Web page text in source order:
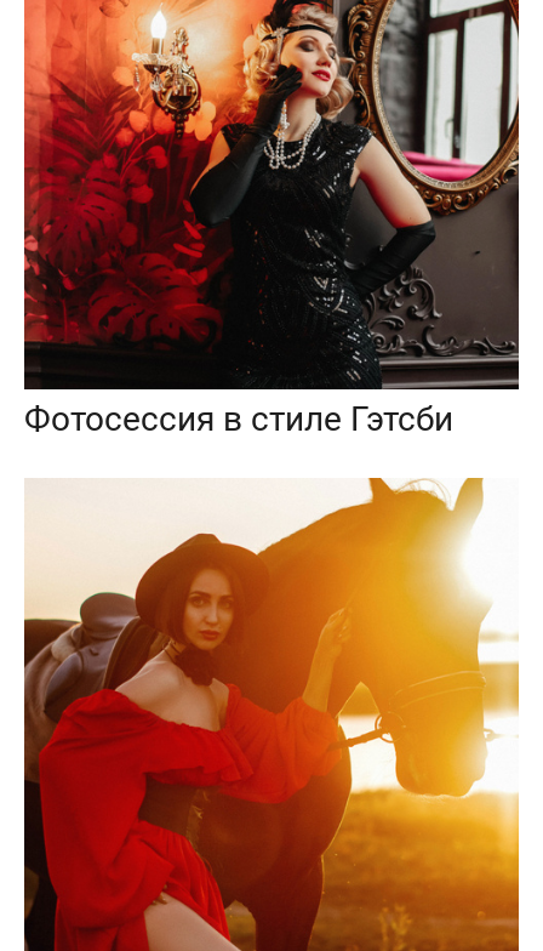
Фотосессия в стиле Гэтсби